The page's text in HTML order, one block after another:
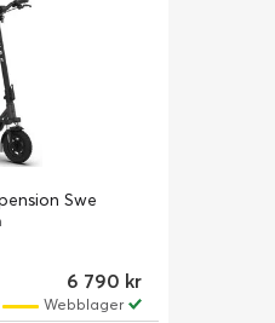
Swe
6 790 kr
Webblager